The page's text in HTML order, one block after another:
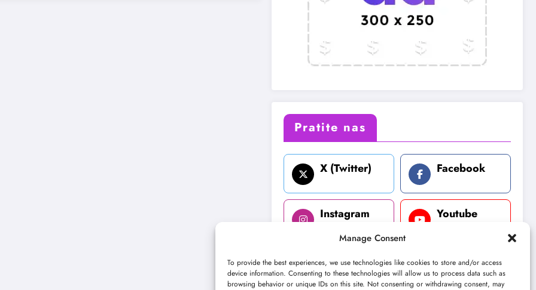
Manage Consent
To provide the best experiences, we use technologies like cookies to store and/or access
device information. Consenting to these technologies will allow us to process data such as
browsing behavior or unique IDs on this site. Not consenting or withdrawing consent, may
Pratite nas
X (Twitter) Facebook
Instagram Youtube
LinkedIn